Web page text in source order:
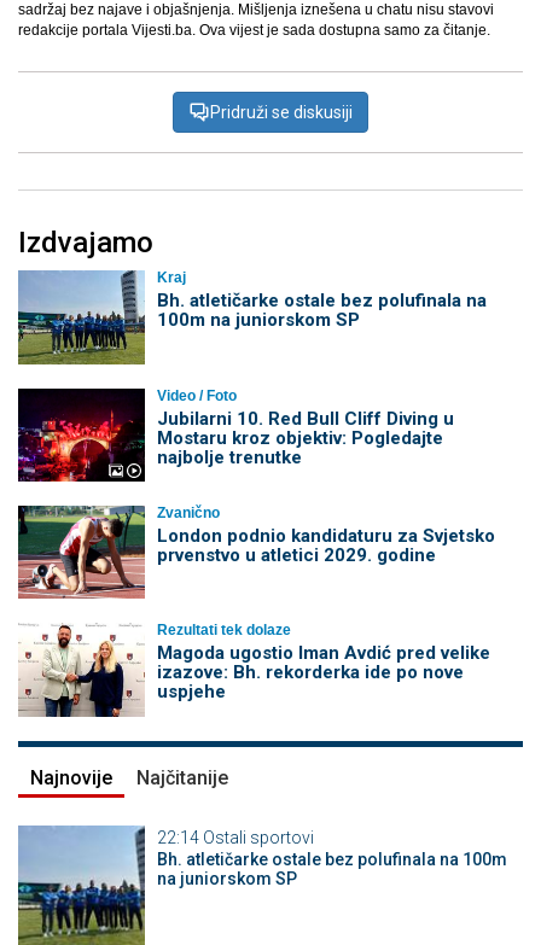
sadržaj bez najave i objašnjenja. Mišljenja iznešena u chatu nisu stavovi
redakcije portala Vijesti.ba. Ova vijest je sada dostupna samo za čitanje.
Pridruži se diskusiji
Izdvajamo
Kraj
Bh. atletičarke ostale bez polufinala na
100m na juniorskom SP
Video / Foto
Jubilarni 10. Red Bull Cliff Diving u
Mostaru kroz objektiv: Pogledajte
najbolje trenutke
Zvanično
London podnio kandidaturu za Svjetsko
prvenstvo u atletici 2029. godine
Rezultati tek dolaze
Magoda ugostio Iman Avdić pred velike
izazove: Bh. rekorderka ide po nove
uspjehe
Najnovije Najčitanije
22:14 Ostali sportovi
Bh. atletičarke ostale bez polufinala na 100m
na juniorskom SP